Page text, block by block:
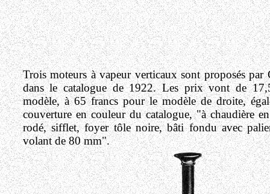
Trois moteurs à vapeur verticaux sont proposés par
dans le catalogue de 1922. Les prix vont de
modèle, à 65 francs pour le modèle de droite,
couverture en couleur du catalogue, "à chaudière
rodé, sifflet, foyer tôle noire, bâti fondu avec
volant de 80 mm".